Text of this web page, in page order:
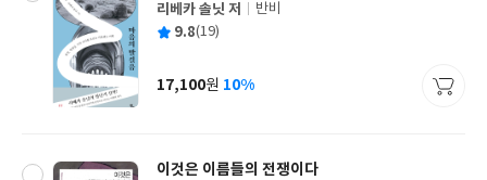
글
쓴
리베카 솔닛 저
출
사
반비
평 9.8(19)
가
17,100원 10%
이것은 이름들의 전쟁이다